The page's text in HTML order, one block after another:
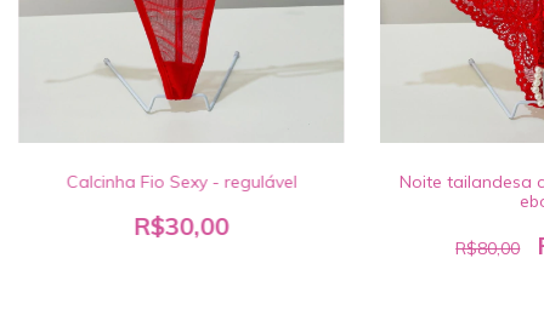
Calcinha Fio Sexy - regulável
R$30,00
Noite tailandesa
R$80,00